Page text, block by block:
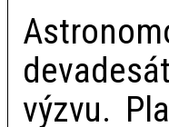
výzvu.